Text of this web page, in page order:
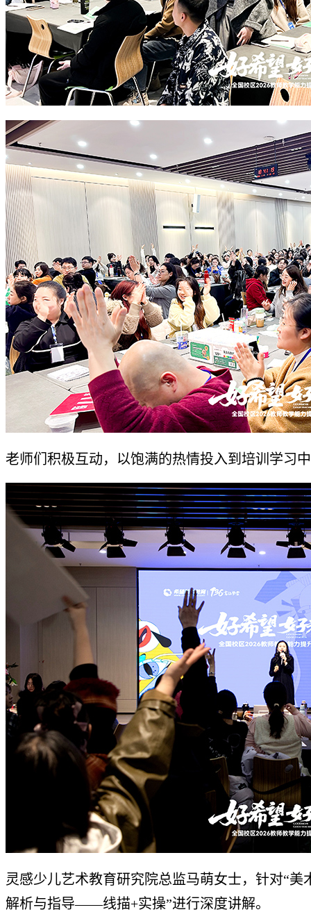
老师们积极互动，以饱满的热情投入到培训学习
灵感少儿艺术教育研究院总监马萌女士，针对“美
解析与指导——线描+实操”进行深度讲解。